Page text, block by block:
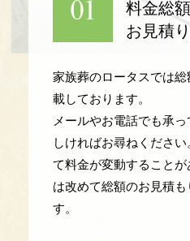
01 料金総
お見積り
家族葬のロータスでは
載しております。
メールやお電話でも承
しければお尋ねくださ
て料金が変動すること
は改めて総額のお見積
す。